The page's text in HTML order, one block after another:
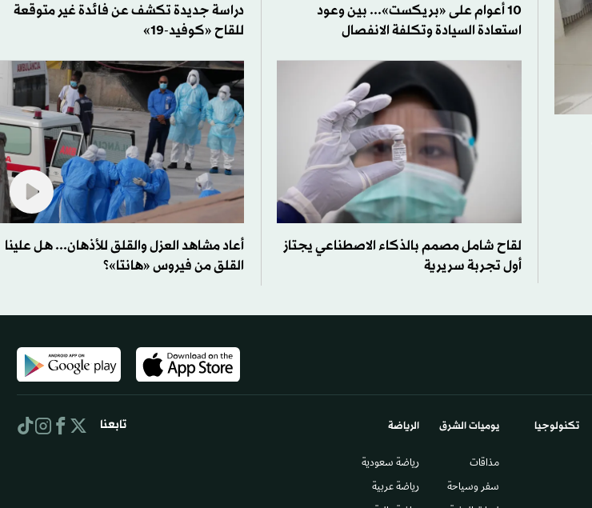
10 أعوام على «بريكست»... بين وعود
استعادة السيادة وتكلفة الانفصال
دراسة جديدة تكشف عن فائدة غير متوقعة
للقاح «كوفيد-19»
لقاح شامل مصمم بالذكاء الاصطناعي يجتاز
أول تجربة سريرية
أعاد مشاهد العزل والقلق للأذهان... هل علينا
القلق من فيروس «هانتا»؟
تكنولوجيا يوميات الشرق​
مذاقات
سفر وسياحة
الرياضة
رياضة سعودية
رياضة عربية
تابعنا